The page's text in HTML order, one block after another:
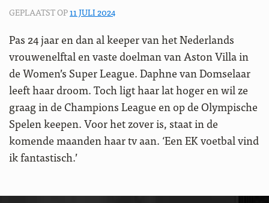
GEPLAATST OP11 JULI 2024
Pas 24 jaar en dan al keeper van het Nederlands
vrouwenelftal en vaste doelman van Aston Villa in
de Women’s Super League. Daphne van Domselaar
leeft haar droom. Toch ligt haar lat hoger en wil ze
graag in de Champions League en op de Olympische
Spelen keepen. Voor het zover is, staat in de
komende maanden haar tv aan. ‘Een EK voetbal vind
ik fantastisch.’